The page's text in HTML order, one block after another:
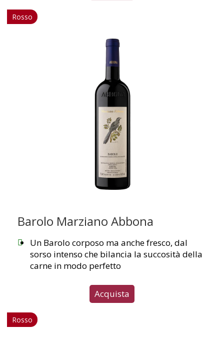
Rosso
Barolo Marziano Abbona
Un Barolo corposo ma anche fresco, dal
sorso intenso che bilancia la succosità della
carne in modo perfetto
Acquista
Rosso